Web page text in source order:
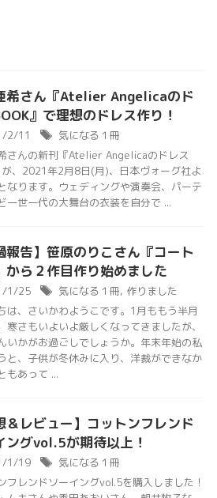
希さん『Atelier Angelicaのド
』で理想のドレス作り！
2/11
気になる１冊
さんの新刊『Atelier Angelicaのドレス
が、2021年2月8日(月)、日本ヴォーグ社よ
なります。ウェディングや演奏会、パーテ
一世一代の大舞台の衣装を自分で ...
報告】笹原のりこさん『コート
から２作目作り始めました
1/25 気になる１冊, 作りました
は、さいかわようこです。1月ももう半月
寒さもいよいよ厳しくなってきましたが、
いかがお過ごしでしょうか。年末年始の私
と、子供が冬休みに入り、洋裁ができなか
もあって ...
＆レビュー】コットンフレンド
ングvol.5が期待以上！
1/19
気になる１冊
フレンドソーイングvol.5を購入しました！